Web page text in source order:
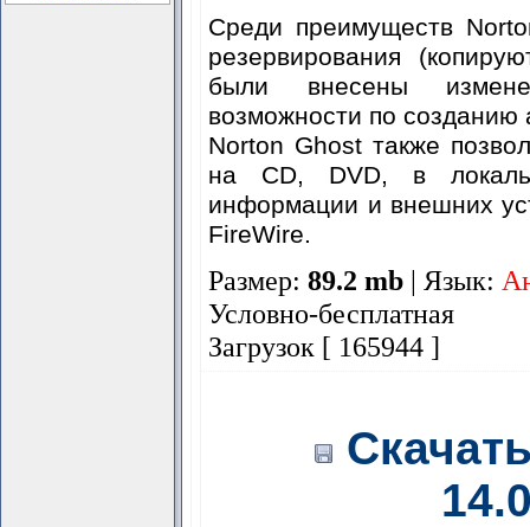
Среди преимуществ
резервирования
были внесены
возможности по созданию
Norton Ghost также
на CD, DVD, в
информации и внешних
FireWire.
Размер:89.2 mb | Язык:
Условно-бесплатная
Загрузок [ 165944 ]